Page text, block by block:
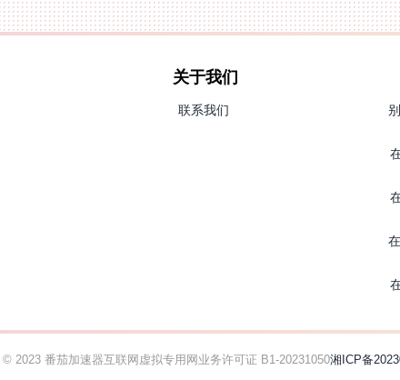
关于我们
联系我们
2023 番茄加速器互联网虚拟专用网业务许可证 B1-20231050湘ICP备